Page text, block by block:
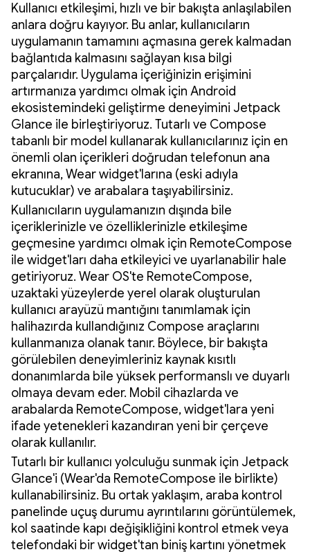
Kullanıcı etkileşimi, hızlı ve bir bakışta anlaşılabilen
anlara doğru kayıyor. Bu anlar, kullanıcıların
uygulamanın tamamını açmasına gerek kalmadan
bağlantıda kalmasını sağlayan kısa bilgi
parçalarıdır. Uygulama içeriğinizin erişimini
artırmanıza yardımcı olmak için Android
ekosistemindeki geliştirme deneyimini Jetpack
Glance ile birleştiriyoruz. Tutarlı ve Compose
tabanlı bir model kullanarak kullanıcılarınız için en
önemli olan içerikleri doğrudan telefonun ana
ekranına, Wear widget'larına (eski adıyla
kutucuklar) ve arabalara taşıyabilirsiniz.
Kullanıcıların uygulamanızın dışında bile
içeriklerinizle ve özelliklerinizle etkileşime
geçmesine yardımcı olmak için RemoteCompose
ile widget'ları daha etkileyici ve uyarlanabilir hale
getiriyoruz. Wear OS'te RemoteCompose,
uzaktaki yüzeylerde yerel olarak oluşturulan
kullanıcı arayüzü mantığını tanımlamak için
halihazırda kullandığınız Compose araçlarını
kullanmanıza olanak tanır. Böylece, bir bakışta
görülebilen deneyimleriniz kaynak kısıtlı
donanımlarda bile yüksek performanslı ve duyarlı
olmaya devam eder. Mobil cihazlarda ve
arabalarda RemoteCompose, widget'lara yeni
ifade yetenekleri kazandıran yeni bir çerçeve
olarak kullanılır.
Tutarlı bir kullanıcı yolculuğu sunmak için Jetpack
Glance'i (Wear'da RemoteCompose ile birlikte)
kullanabilirsiniz. Bu ortak yaklaşım, araba kontrol
panelinde uçuş durumu ayrıntılarını görüntülemek,
kol saatinde kapı değişikliğini kontrol etmek veya
telefondaki bir widget'tan biniş kartını yönetmek